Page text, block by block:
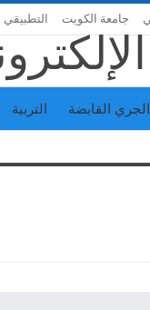
جامعة الكويت التطبيقي
القابضة التربية